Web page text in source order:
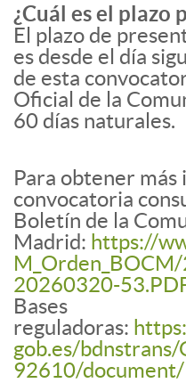
¿Cuál es el plazo
El plazo de
es desde el día
de esta
Oficial de la
60 días naturales.
Para obtener
convocatoria
Boletín de la
Madrid: https://
20260320-
Bases
reguladoras:
gob.es/
92610/